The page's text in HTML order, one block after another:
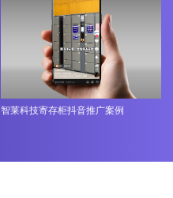
智莱科技寄存柜抖音推广案例